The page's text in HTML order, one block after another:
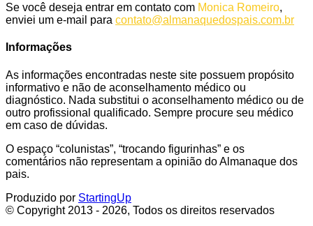
Se você deseja entrar em contato com Monica Romeiro,
enviei um e-mail para contato@almanaquedospais.com.br
Informações
As informações encontradas neste site possuem propósito
informativo e não de aconselhamento médico ou
diagnóstico. Nada substitui o aconselhamento médico ou de
outro profissional qualificado. Sempre procure seu médico
em caso de dúvidas.
O espaço “colunistas”, “trocando figurinhas” e os
comentários não representam a opinião do Almanaque dos
pais.
Produzido por StartingUp
© Copyright 2013 - 2026, Todos os direitos reservados